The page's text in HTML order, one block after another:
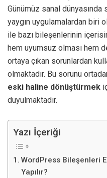
Günümüz sanal dünyasında
yaygın uygulamalardan biri
ile bazı bileşenlerinin
hem uyumsuz olması hem
ortaya çıkan sorunlardan
olmaktadır. Bu sorunu
eski haline dönüştürmek
duyulmaktadır.
Yazı İçeriği
WordPress Bileşenleri
Yapılır?